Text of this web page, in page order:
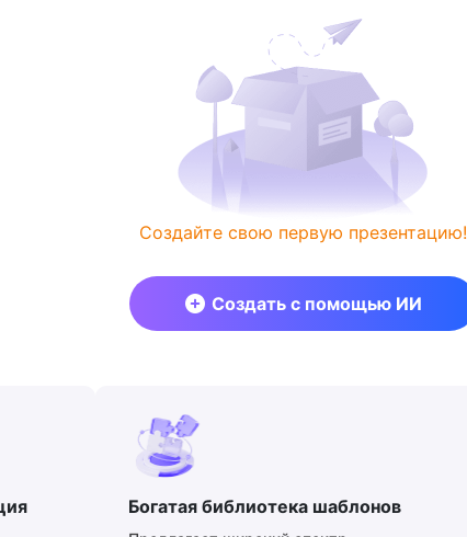
Создайте свою первую презентацию!
Создать с помощью ИИ
Богатая библиотека шаблонов